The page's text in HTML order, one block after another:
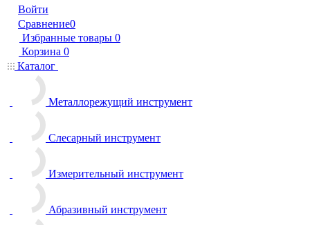
Войти
Сравнение0
Избранные товары 0
Корзина 0
Каталог
Металлорежущий инструмент
Слесарный инструмент
Измерительный инструмент
Абразивный инструмент